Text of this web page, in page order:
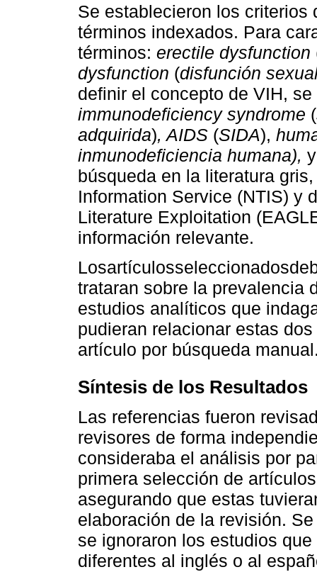
Se establecieron los criterios
términos indexados. Para
términos: erectile dysfunction
dysfunction (disfunción
definir el concepto de VIH,
immunodeficiency syndrome (
adquirida), AIDS (SIDA),
inmunodeficiencia humana),
búsqueda en la literatura
Information Service (NTIS) y
Literature Exploitation
información relevante.
trataran sobre la prevalencia
estudios analíticos que
pudieran relacionar estas
artículo por búsqueda
Síntesis de los Resultados
Las referencias fueron
revisores de forma
consideraba el análisis por
primera selección de
asegurando que estas
elaboración de la revisión.
se ignoraron los estudios
diferentes al inglés o al